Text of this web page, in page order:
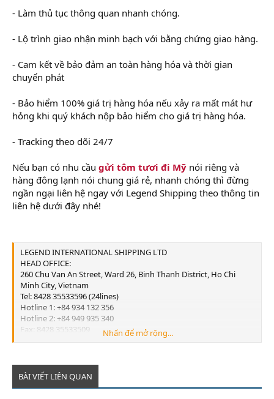
- Làm thủ tục thông quan nhanh chóng.
- Lộ trình giao nhận minh bạch với bằng chứng giao hàng.
- Cam kết về bảo đảm an toàn hàng hóa và thời gian
chuyển phát
- Bảo hiểm 100% giá trị hàng hóa nếu xảy ra mất mát hư
hỏng khi quý khách nộp bảo hiểm cho giá trị hàng hóa.
- Tracking theo dõi 24/7
Nếu bạn có nhu cầu gửi tôm tươi đi Mỹ nói riêng và
hàng đông lạnh nói chung giá rẻ, nhanh chóng thì đừng
ngần ngại liên hệ ngay với Legend Shipping theo thông tin
liên hệ dưới đây nhé!
LEGEND INTERNATIONAL SHIPPING LTD
HEAD OFFICE:
260 Chu Van An Street, Ward 26, Binh Thanh District, Ho Chi
Minh City, Vietnam
Tel: 8428 35533596 (24lines)
Hotline 1: +84 934 132 356
Hotline 2: +84 949 935 340
Fax: 8428 35533509
Email:info@legend-shipping.com
No.3 Le Thanh Tong Street, May To Ward, Ngo Quyen District,
Hai Phong City, Vietnam
Tel: 84225 3999679
Nhấn để mở rộng...
BÀI VIẾT LIÊN QUAN